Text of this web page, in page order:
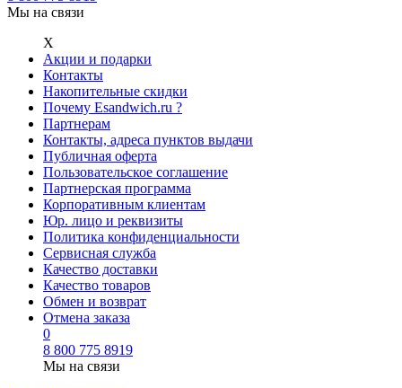
Мы на связи
Х
Акции и подарки
Контакты
Накопительные скидки
Почему Esandwich.ru ?
Партнерам
Контакты, адреса пунктов выдачи
Публичная оферта
Пользовательское соглашение
Партнерская программа
Корпоративным клиентам
Юр. лицо и реквизиты
Политика конфиденциальности
Сервисная служба
Качество доставки
Качество товаров
Обмен и возврат
Отмена заказа
0
8 800 775 8919
Мы на связи